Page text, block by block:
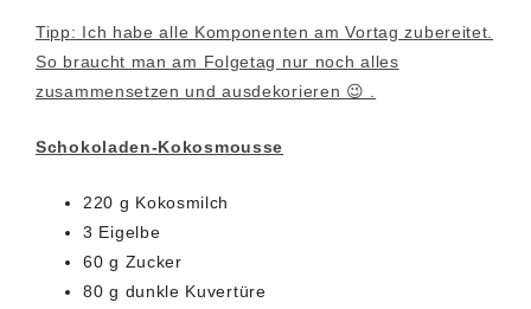
Tipp: Ich habe alle Komponenten am Vortag zubereitet.
So braucht man am Folgetag nur noch alles
zusammensetzen und ausdekorieren 😉 .
Schokoladen-Kokosmousse
220 g Kokosmilch
3 Eigelbe
60 g Zucker
80 g dunkle Kuvertüre